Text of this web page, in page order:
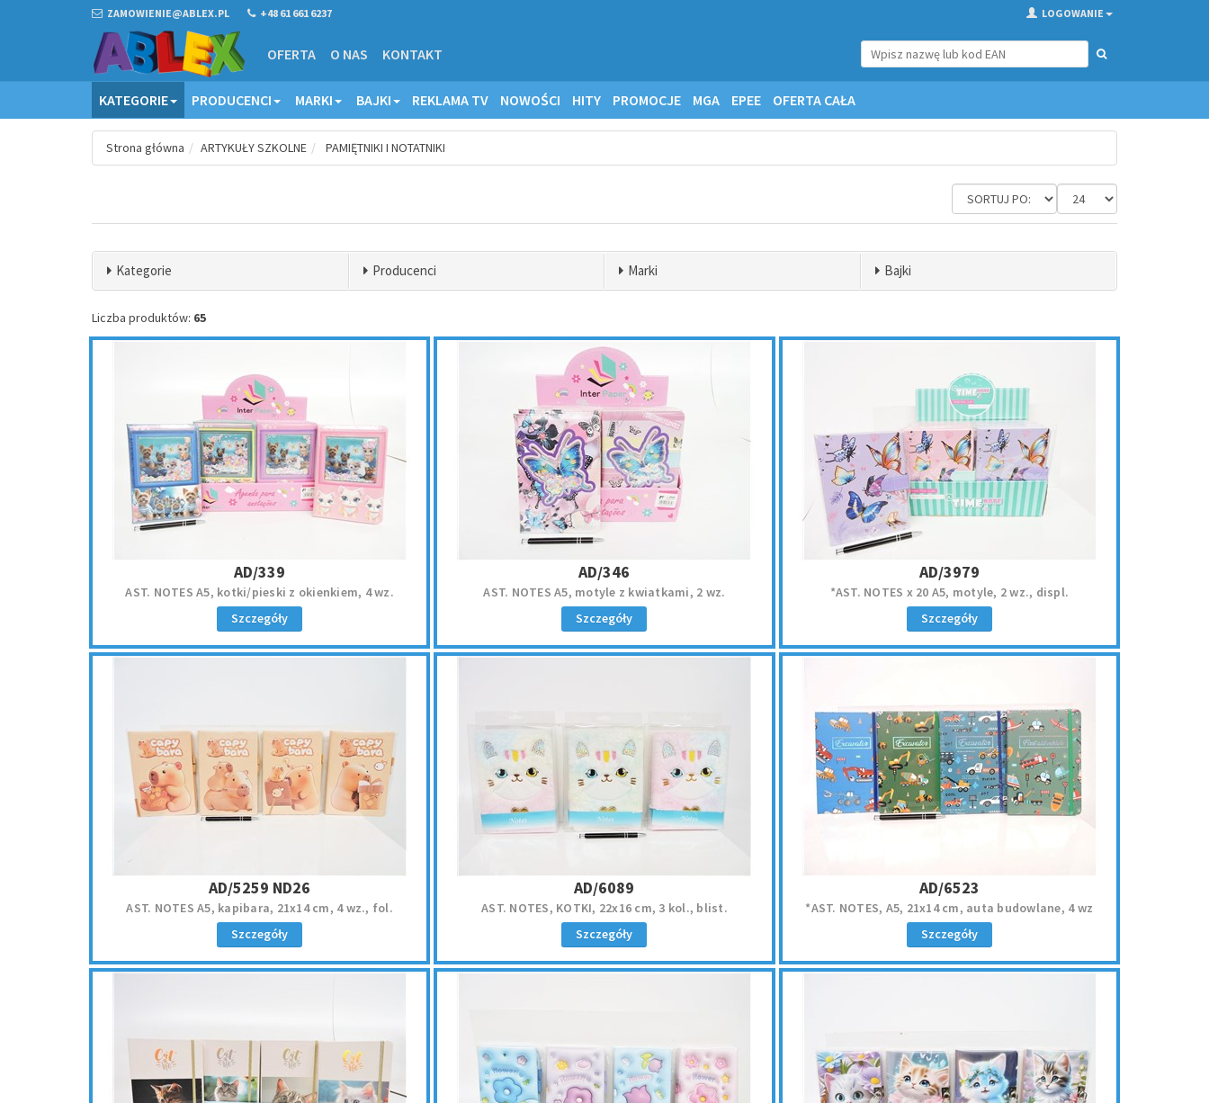
ZAMOWIENIE@ABLEX.PL +48 61 661 6237 LOGOWANIE
OFERTA O NAS KONTAKT
KATEGORIE PRODUCENCI MARKI BAJKI REKLAMA TV NOWOŚCI HITY PROMOCJE MGA EPEE OFERTA CAŁA
Strona główna ARTYKUŁY SZKOLNE PAMIĘTNIKI I NOTATNIKI
Kategorie Producenci Marki Bajki
Liczba produktów: 65
AD/339
AST. NOTES A5, kotki/pieski z okienkiem, 4 wz.
Szczegóły
AD/346
AST. NOTES A5, motyle z kwiatkami, 2 wz.
Szczegóły
AD/3979
*AST. NOTES x 20 A5, motyle, 2 wz., displ.
Szczegóły
AD/5259 ND26
AST. NOTES A5, kapibara, 21x14 cm, 4 wz., fol.
Szczegóły
AD/6089
AST. NOTES, KOTKI, 22x16 cm, 3 kol., blist.
Szczegóły
AD/6523
*AST. NOTES, A5, 21x14 cm, auta budowlane, 4 wz
Szczegóły